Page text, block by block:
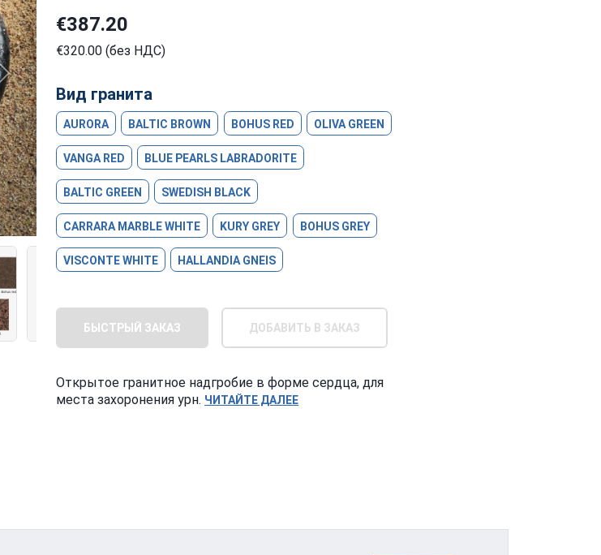
Next
€387.20
€320.00 (без НДС)
Вид гранита
AURORA BALTIC BROWN BOHUS RED OLIVA GREEN
VANGA RED BLUE PEARLS LABRADORITE
BALTIC GREEN SWEDISH BLACK
CARRARA MARBLE WHITE KURY GREY BOHUS GREY
VISCONTE WHITE HALLANDIA GNEIS
БЫСТРЫЙ ЗАКАЗ ДОБАВИТЬ В ЗАКАЗ
Открытое гранитное надгробие в форме сердца, для
места захоронения урн. ЧИТАЙТЕ ДАЛЕЕ